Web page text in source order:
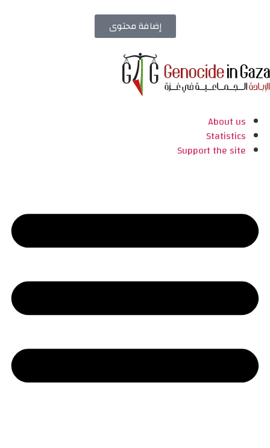
إضافة محتوى
About us
Statistics
Support the site